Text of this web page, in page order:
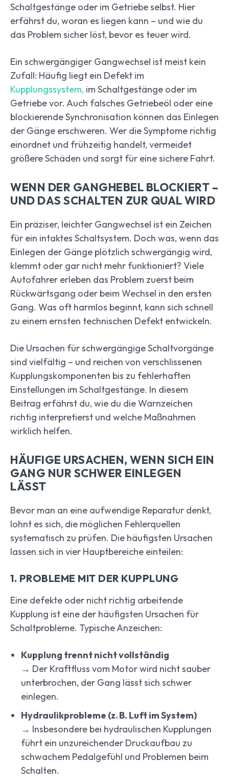
Schaltgestänge oder im Getriebe selbst. Hier
erfährst du, woran es liegen kann – und wie du
das Problem sicher löst, bevor es teuer wird.
Ein schwergängiger Gangwechsel ist meist kein
Zufall: Häufig liegt ein Defekt im
Kupplungssystem, im Schaltgestänge oder im
Getriebe vor. Auch falsches Getriebeöl oder eine
blockierende Synchronisation können das Einlegen
der Gänge erschweren. Wer die Symptome richtig
einordnet und frühzeitig handelt, vermeidet
größere Schäden und sorgt für eine sichere Fahrt.
WENN DER GANGHEBEL BLOCKIERT –
UND DAS SCHALTEN ZUR QUAL WIRD
Ein präziser, leichter Gangwechsel ist ein Zeichen
für ein intaktes Schaltsystem. Doch was, wenn das
Einlegen der Gänge plötzlich schwergängig wird,
klemmt oder gar nicht mehr funktioniert? Viele
Autofahrer erleben das Problem zuerst beim
Rückwärtsgang oder beim Wechsel in den ersten
Gang. Was oft harmlos beginnt, kann sich schnell
zu einem ernsten technischen Defekt entwickeln.
Die Ursachen für schwergängige Schaltvorgänge
sind vielfältig – und reichen von verschlissenen
Kupplungskomponenten bis zu fehlerhaften
Einstellungen im Schaltgestänge. In diesem
Beitrag erfährst du, wie du die Warnzeichen
richtig interpretierst und welche Maßnahmen
wirklich helfen.
HÄUFIGE URSACHEN, WENN SICH EIN
GANG NUR SCHWER EINLEGEN
LÄSST
Bevor man an eine aufwendige Reparatur denkt,
lohnt es sich, die möglichen Fehlerquellen
systematisch zu prüfen. Die häufigsten Ursachen
lassen sich in vier Hauptbereiche einteilen:
1. PROBLEME MIT DER KUPPLUNG
Eine defekte oder nicht richtig arbeitende
Kupplung ist eine der häufigsten Ursachen für
Schaltprobleme. Typische Anzeichen:
Kupplung trennt nicht vollständig
→ Der Kraftfluss vom Motor wird nicht sauber
unterbrochen, der Gang lässt sich schwer
einlegen.
Hydraulikprobleme (z. B. Luft im System)
→ Insbesondere bei hydraulischen Kupplungen
führt ein unzureichender Druckaufbau zu
schwachem Pedalgefühl und Problemen beim
Schalten.